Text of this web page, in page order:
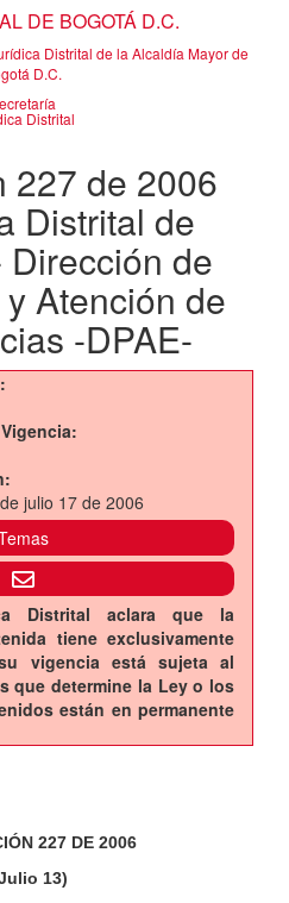
DE BOGOTÁ D.C.
Distrital de la Alcaldía Mayor de
D.C.
Distrital
227 de 2006
Distrital de
de
Atención de
-DPAE-
julio 17 de 2006
Distrital aclara que la
tiene exclusivamente
vigencia está sujeta al
que determine la Ley o los
están en permanente
227 DE 2006
13)